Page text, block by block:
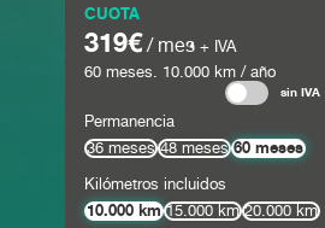
CUOTA
319€/ mes + IVA
60meses. 10.000km / año
sin IVA
Permanencia
36 meses
48 meses 60 meses
Kilómetros incluidos
10.000 km 15.000 km
20.000 km